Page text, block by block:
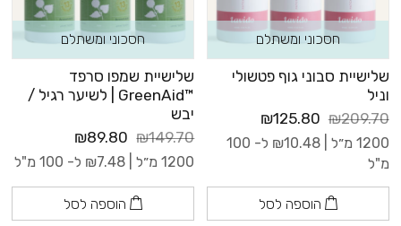
חסכוני ומשתלם
שלישיית סבוני גוף פטשולי
וניל
₪209.70
₪125.80
1200 מ״ל | ₪10.48
ל- 100
מ"ל
הוספה לסל
חסכוני ומשתלם
שלישיית שמפו סרפד
™GreenAid | לשיער רגיל /
יבש
₪149.70
₪89.80
1200 מ״ל | ₪7.48 ל- 100 מ"ל
הוספה לסל